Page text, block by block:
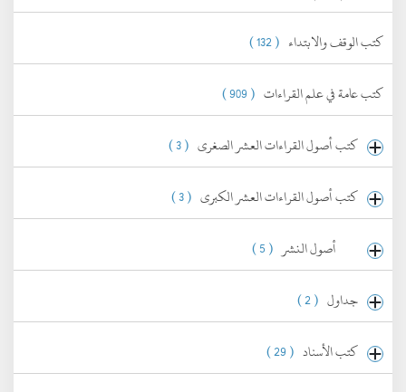
كتب الوقف والابتداء ( 132 )
كتب عامة في علم القراءات ( 909 )
كتب أصول القراءات العشر الصغرى ( 3 )
كتب أصول القراءات العشر الكبرى ( 3 )
أصول النشر ( 5 )
جداول ( 2 )
كتب الأسناد ( 29 )